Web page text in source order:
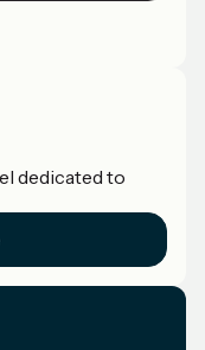
dedicated to